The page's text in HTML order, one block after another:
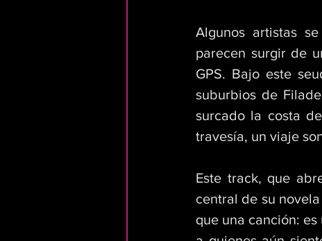
Algunos artistas
parecen surgir de
GPS. Bajo este
suburbios de
surcado la costa
travesía, un viaje
Este track, que
central de su
que una canción: